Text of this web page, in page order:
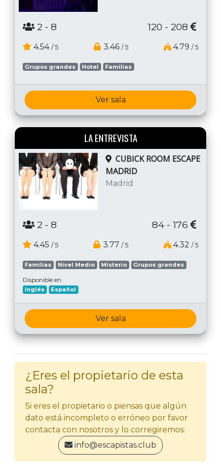
2 - 8 120 - 208
4.54 / 5 3.46 / 5 4.79 / 5
Grupos grandes Hotel Familias
Ver sala
LA ENTREVISTA
CUBICK ROOM ESCAPE
MADRID
Madrid
2 - 8 84 - 176
4.45 / 5 3.77 / 5 4.32 / 5
Familias Nivel Medio Misterio Grupos grandes
Disponible en:
Inglés Español
Ver sala
¿Eres el propietario de esta
sala?
Si eres el propietario o piensas que algún
dato está incompleto o erróneo por favor
contacta con nosotros y lo corregiremos:
info@escapistas.club